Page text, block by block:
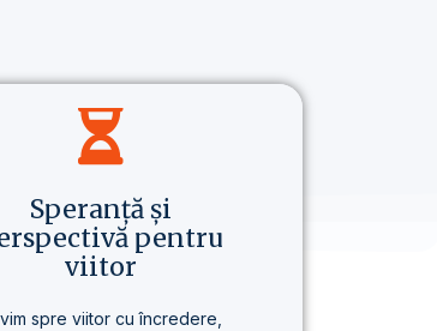
Speranță și
pentru
viitor
spre viitor cu încredere,